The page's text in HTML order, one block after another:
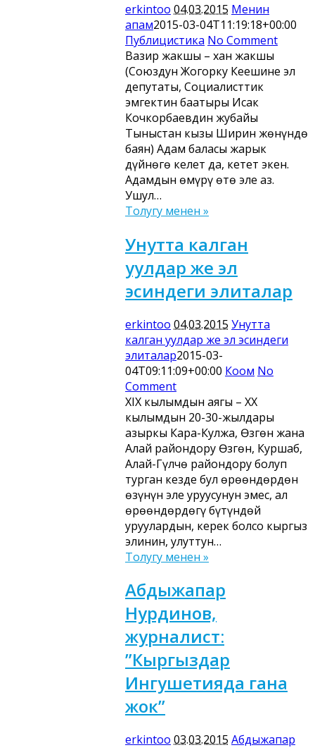
erkintoo 04.03.2015 Менин
апам2015-03-04T11:19:18+00:00
Публицистика No Comment
Вазир жакшы – хан жакшы
(Союздун Жогорку Кеңешине эл
депутаты, Социалисттик
эмгектин баатыры Исак
Кочкорбаевдин жубайы
Тыныстан кызы Ширин жөнүндө
баян) Адам баласы жарык
дүйнөгө келет да, кетет экен.
Адамдын өмүрү өтө эле аз.
Ушул…
Толугу менен »
Унутта калган
уулдар же эл
эсиндеги элиталар
erkintoo 04.03.2015 Унутта
калган уулдар же эл эсиндеги
элиталар2015-03-
04T09:11:09+00:00 Коом No
Comment
XIX кылымдын аягы – XX
кылымдын 20-30-жылдары
азыркы Кара-Кулжа, Өзгөн жана
Алай райондору Өзгөн, Куршаб,
Алай-Гүлчө райондору болуп
турган кезде бул өрөөндөрдөн
өзүнүн эле уруусунун эмес, ал
өрөөндөрдөгү бүтүндөй
уруулардын, керек болсо кыргыз
элинин, улуттун…
Толугу менен »
Абдыжапар
Нурдинов,
журналист:
”Кыргыздар
Ингушетияда гана
жок”
erkintoo 03.03.2015 Абдыжапар